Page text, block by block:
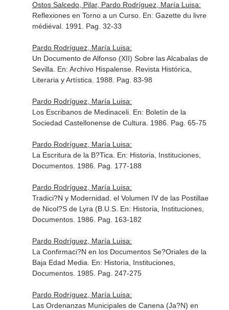
Ostos Salcedo, Pilar, Pardo Rodríguez, María Luisa:
Reflexiones en Torno a un Curso. En: Gazette du livre
médiéval. 1991. Pag. 32-33
Pardo Rodríguez, María Luisa:
Un Documento de Alfonso (XII) Sobre las Alcabalas de
Sevilla. En: Archivo Hispalense. Revista Histórica,
Literaria y Artística . 1988. Pag. 83-98
Pardo Rodríguez, María Luisa:
Los Escribanos de Medinaceli. En: Boletín de la
Sociedad Castellonense de Cultura . 1986. Pag. 65-75
Pardo Rodríguez, María Luisa:
La Escritura de la B?Tica. En: Historia, Instituciones,
Documentos. 1986. Pag. 177-188
Pardo Rodríguez, María Luisa:
Tradici?N y Modernidad. el Volumen IV de las Postillae
de Nicol?S de Lyra (B.U.S. En: Historia, Instituciones,
Documentos. 1986. Pag. 163-182
Pardo Rodríguez, María Luisa:
La Confirmaci?N en los Documentos Se?Oriales de la
Baja Edad Media. En: Historia, Instituciones,
Documentos. 1985. Pag. 247-275
Pardo Rodríguez, María Luisa:
Las Ordenanzas Municipales de Canena (Ja?N) en